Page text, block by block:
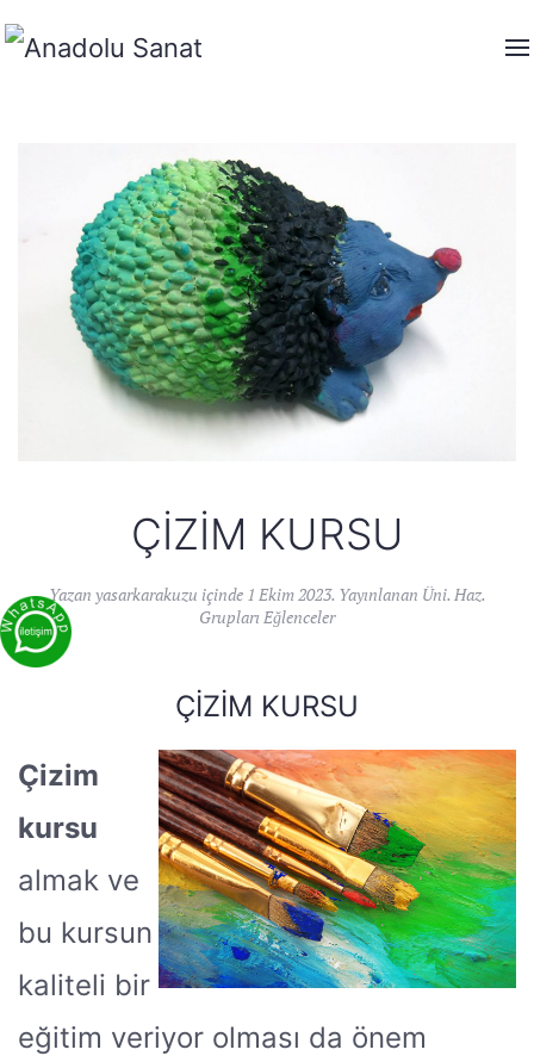
ÇIZIM KURSU
Yazan yasarkarakuzu içinde 1 Ekim 2023. Yayınlanan Üni. Haz.
Grupları Eğlenceler
ÇIZIM KURSU
Çizim
kursu
almak ve
bu kursun
kaliteli bir
eğitim veriyor olması da önem